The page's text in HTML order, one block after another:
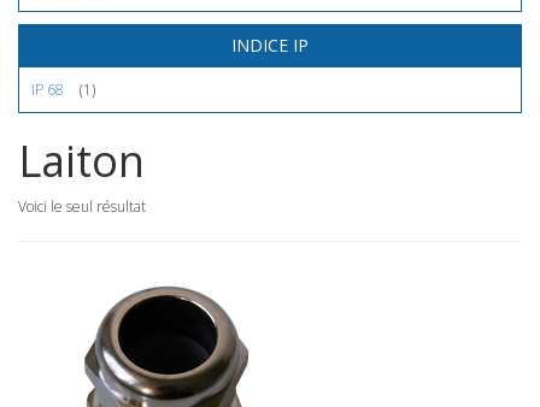
INDICE IP
IP 68 (1)
Laiton
Voici le seul résultat